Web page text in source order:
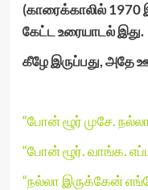
(காரைக்காலில் 1970
கேட்ட உரையாடல் இது.
கீழே இருப்பது, அதே
“போன் ழூர் முசே.
“போன் ழூர். வாங்க.
“நல்லா இருக்கேன்